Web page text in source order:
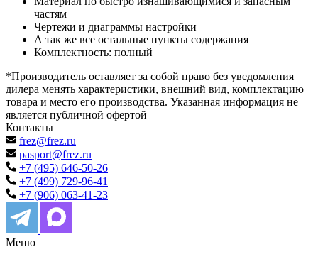
частям
Чертежи и диаграммы настройки
А так же все остальные пункты содержания
Комплектность: полный
*Производитель оставляет за собой право без уведомления
дилера менять характеристики, внешний вид, комплектацию
товара и место его производства. Указанная информация не
является публичной офертой
Контакты
frez@frez.ru
pasport@frez.ru
+7 (495) 646-50-26
+7 (499) 729-96-41
+7 (906) 063-41-23
Меню